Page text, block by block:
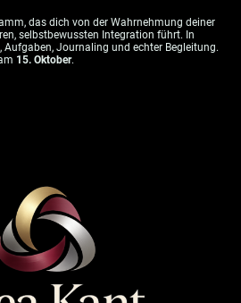
das dich von der Wahrnehmung deiner
selbstbewussten Integration führt. In
Aufgaben, Journaling und echter Begleitung.
15. Oktober.